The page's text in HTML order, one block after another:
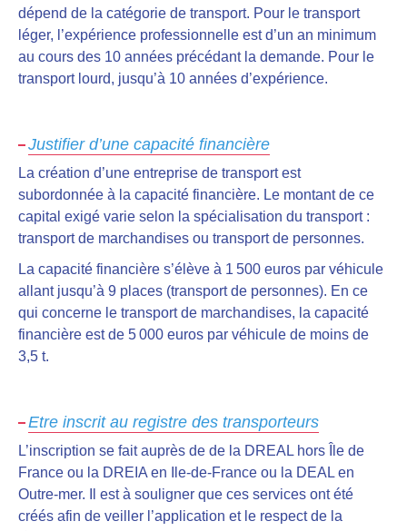
dépend de la catégorie de transport. Pour le transport
léger, l’expérience professionnelle est d’un an minimum
au cours des 10 années précédant la demande. Pour le
transport lourd, jusqu’à 10 années d’expérience.
Justifier d’une capacité financière
La création d’une entreprise de transport est
subordonnée à la capacité financière. Le montant de ce
capital exigé varie selon la spécialisation du transport :
transport de marchandises ou transport de personnes.
La capacité financière s’élève à 1 500 euros par véhicule
allant jusqu’à 9 places (transport de personnes). En ce
qui concerne le transport de marchandises, la capacité
financière est de 5 000 euros par véhicule de moins de
3,5 t.
Etre inscrit au registre des transporteurs
L’inscription se fait auprès de de la DREAL hors Île de
France ou la DREIA en Ile-de-France ou la DEAL en
Outre-mer. Il est à souligner que ces services ont été
créés afin de veiller l’application et le respect de la